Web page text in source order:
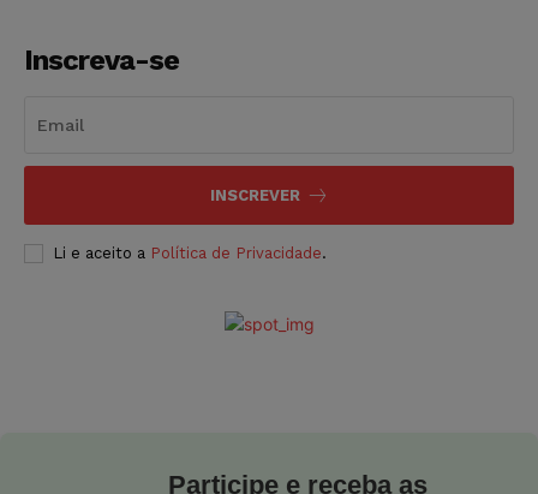
Inscreva-se
INSCREVER
Li e aceito a Política de Privacidade.
Participe e receba as